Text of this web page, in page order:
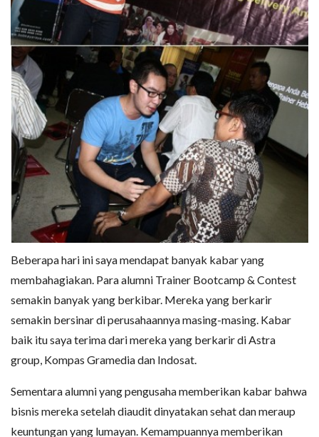
Beberapa hari ini saya mendapat banyak kabar yang
membahagiakan. Para alumni Trainer Bootcamp & Contest
semakin banyak yang berkibar. Mereka yang berkarir
semakin bersinar di perusahaannya masing-masing. Kabar
baik itu saya terima dari mereka yang berkarir di Astra
group, Kompas Gramedia dan Indosat.
Sementara alumni yang pengusaha memberikan kabar bahwa
bisnis mereka setelah diaudit dinyatakan sehat dan meraup
keuntungan yang lumayan. Kemampuannya memberikan